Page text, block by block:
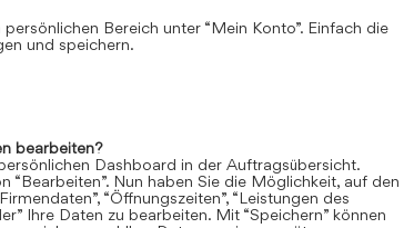
Bereich unter “Mein Konto”. Einfach die
und speichern.
bearbeiten?
Dashboard in der Auftragsübersicht.
“Bearbeiten”. Nun haben Sie die Möglichkeit, auf den
“Öffnungszeiten”, “Leistungen des
Ihre Daten zu bearbeiten. Mit “Speichern” können